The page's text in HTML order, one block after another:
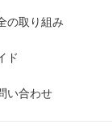
の取り組み
ド
い合わせ